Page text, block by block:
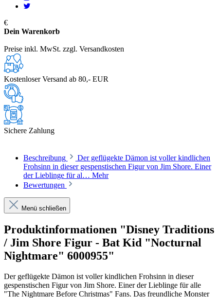
€
Dein Warenkorb
Preise inkl. MwSt. zzgl. Versandkosten
Kostenloser Versand ab 80,- EUR
Sichere Zahlung
Beschreibung
Der geflügekte Dämon ist voller kindlichen
Frohsinn in dieser gespenstischen Figur von Jim Shore. Einer
der Lieblinge für al… Mehr
Bewertungen
Menü schließen
Produktinformationen "Disney Traditions
/ Jim Shore Figur - Bat Kid "Nocturnal
Nightmare" 6000955"
Der geflügekte Dämon ist voller kindlichen Frohsinn in dieser
gespenstischen Figur von Jim Shore. Einer der Lieblinge für alle
"The Nightmare Before Christmas" Fans. Das freundliche Monster